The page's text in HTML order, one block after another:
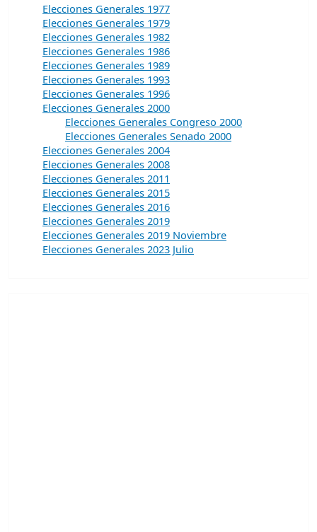
Elecciones Generales 1977
Elecciones Generales 1979
Elecciones Generales 1982
Elecciones Generales 1986
Elecciones Generales 1989
Elecciones Generales 1993
Elecciones Generales 1996
Elecciones Generales 2000
Elecciones Generales Congreso 2000
Elecciones Generales Senado 2000
Elecciones Generales 2004
Elecciones Generales 2008
Elecciones Generales 2011
Elecciones Generales 2015
Elecciones Generales 2016
Elecciones Generales 2019
Elecciones Generales 2019 Noviembre
Elecciones Generales 2023 Julio